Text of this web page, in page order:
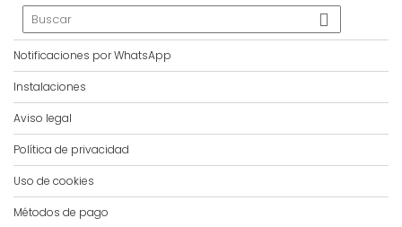
Notificaciones por WhatsApp
Instalaciones
Aviso legal
Política de privacidad
Uso de cookies
Métodos de pago